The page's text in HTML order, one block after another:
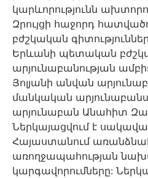
կարևորությունն
Զրույցի հաջորդ
բժշկական
Երևանի պետական
արյունաբանության
Յոլյանի անվան
մանկական
արյունաբան Անահիտ
Ներկայացվում է
Հայաստանում
առողջապահության
կարգավորումները: